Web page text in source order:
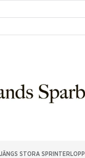
STORA SPRINTERLOPP